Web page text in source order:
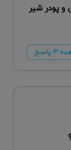
پودر شیر
پاسخ